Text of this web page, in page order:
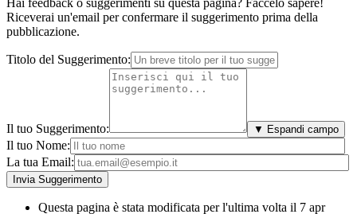
Hai feedback o suggerimenti su questa pagina? Faccelo sapere!
Riceverai un'email per confermare il suggerimento prima della
pubblicazione.
Titolo del Suggerimento:
Il tuo Suggerimento: ▼ Espandi campo
Il tuo Nome:
La tua Email:
Questa pagina è stata modificata per l'ultima volta il 7 apr